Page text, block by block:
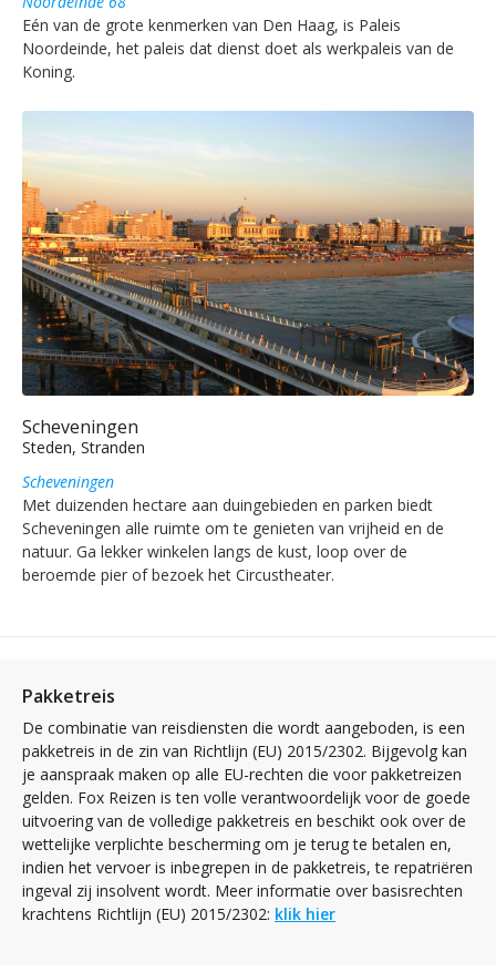
Eén van de grote kenmerken van Den Haag, is Paleis
Noordeinde, het paleis dat dienst doet als werkpaleis van de
Koning.
Scheveningen
Steden, Stranden
Scheveningen
Met duizenden hectare aan duingebieden en parken biedt
Scheveningen alle ruimte om te genieten van vrijheid en de
natuur. Ga lekker winkelen langs de kust, loop over de
beroemde pier of bezoek het Circustheater.
Pakketreis
De combinatie van reisdiensten die wordt aangeboden, is een
pakketreis in de zin van Richtlijn (EU) 2015/2302. Bijgevolg kan
je aanspraak maken op alle EU-rechten die voor pakketreizen
gelden. Fox Reizen is ten volle verantwoordelijk voor de goede
uitvoering van de volledige pakketreis en beschikt ook over de
wettelijke verplichte bescherming om je terug te betalen en,
indien het vervoer is inbegrepen in de pakketreis, te repatriëren
ingeval zij insolvent wordt. Meer informatie over basisrechten
krachtens Richtlijn (EU) 2015/2302: klik hier